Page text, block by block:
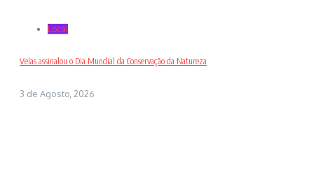
Local
Velas assinalou o Dia Mundial da Conservação da Natureza
3 de Agosto, 2026